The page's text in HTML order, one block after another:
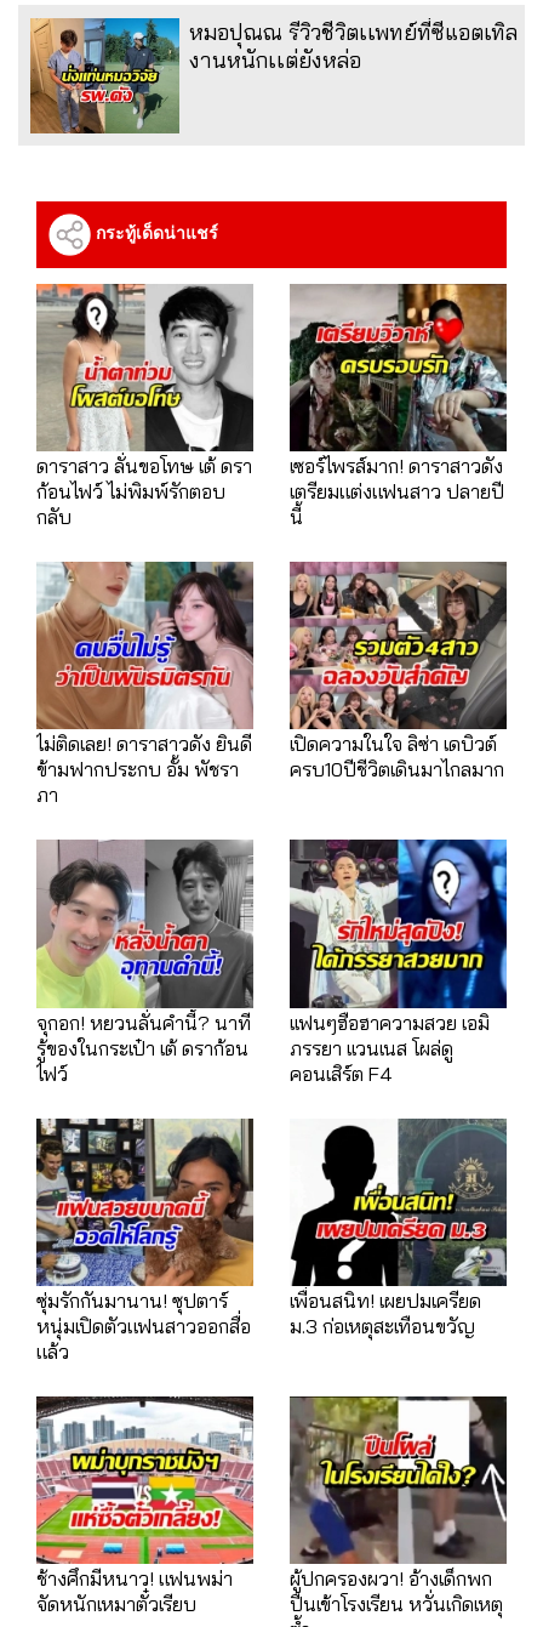
หมอปุณณ รีวิวชีวิตเเพทย์ที่ซีแอตเทิล
งานหนักเเต่ยังหล่อ
กระทู้เด็ดน่าแชร์
ดาราสาว ลั่นขอโทษ เต้ ดรา
ก้อนไฟว์ ไม่พิมพ์รักตอบ
กลับ
เซอร์ไพรส์มาก! ดาราสาวดัง
เตรียมแต่งแฟนสาว ปลายปี
นี้
ไม่ติดเลย! ดาราสาวดัง ยินดี
ข้ามฟากประกบ อั้ม พัชรา
ภา
เปิดความในใจ ลิซ่า เดบิวต์
ครบ10ปีชีวิตเดินมาไกลมาก
จุกอก! หยวนลั่นคำนี้? นาที
รู้ของในกระเป๋า เต้ ดราก้อน
ไฟว์
เเฟนๆฮือฮาความสวย เอมิ
ภรรยา เเวนเนส โผล่ดู
คอนเสิร์ต F4
ซุ่มรักกันมานาน! ซุปตาร์
หนุ่มเปิดตัวแฟนสาวออกสื่อ
แล้ว
เพื่อนสนิท! เผยปมเครียด
ม.3 ก่อเหตุสะเทือนขวัญ
ช้างศึกมีหนาว! แฟนพม่า
จัดหนักเหมาตั๋วเรียบ
ผู้ปกครองผวา! อ้างเด็กพก
ปืนเข้าโรงเรียน หวั่นเกิดเหตุ